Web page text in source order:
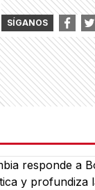
SÍGANOS